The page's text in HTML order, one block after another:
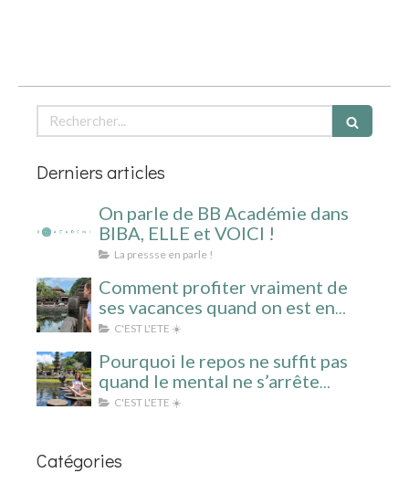
Rechercher
Derniers articles
On parle de BB Académie dans
BIBA, ELLE et VOICI !
La pressse en parle !
Comment profiter vraiment de
ses vacances quand on est en
surcharge mentale ?
C'EST L'ETE ☀️
Pourquoi le repos ne suffit pas
quand le mental ne s’arrête
jamais ?
C'EST L'ETE ☀️
Catégories